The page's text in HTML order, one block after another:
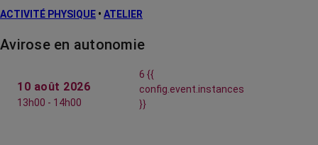
ACTIVITÉ PHYSIQUE • ATELIER
Avirose en autonomie
10 août 2026
13h00 - 14h00
6 {{
config.event.instances
}}